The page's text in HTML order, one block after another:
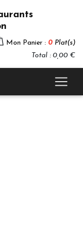
Mon Panier : 0 Plat(s)
Total : 0,00 €